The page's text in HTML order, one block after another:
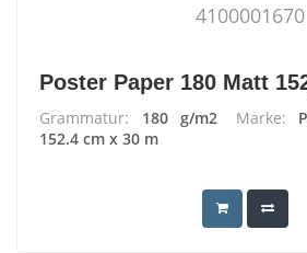
4100001670
Poster Paper 180 Matt
Grammatur: 180 g/m2 Marke:
152.4 cm x 30 m